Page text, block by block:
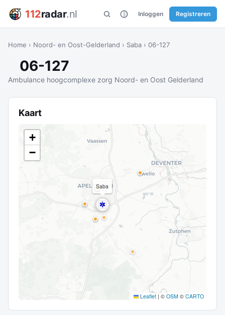
112radar.nl Inloggen Registreren
Home › Noord- en Oost-Gelderland › Saba › 06-127
06-127
Ambulance hoogcomplexe zorg Noord- en Oost Gelderland
Kaart
Saba
+
−
Leaflet | © OSM © CARTO